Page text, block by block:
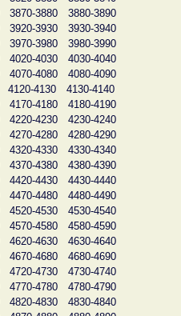
3870-3880
3880-3890
3920-3930
3930-3940
3970-3980
3980-3990
4020-4030
4030-4040
4070-4080
4080-4090
4120-4130
4130-4140
4170-4180
4180-4190
4220-4230
4230-4240
4270-4280
4280-4290
4320-4330
4330-4340
4370-4380
4380-4390
4420-4430
4430-4440
4470-4480
4480-4490
4520-4530
4530-4540
4570-4580
4580-4590
4620-4630
4630-4640
4670-4680
4680-4690
4720-4730
4730-4740
4770-4780
4780-4790
4820-4830
4830-4840